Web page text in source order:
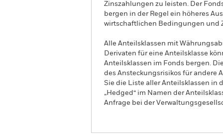
Zinszahlungen zu leisten. Der
bergen in der Regel ein höheres
wirtschaftlichen Bedingungen und
Alle Anteilsklassen mit
Derivaten für eine Anteilsklasse
Anteilsklassen im Fonds bergen.
des Ansteckungsrisikos für andere
Sie die Liste aller Anteilsklassen in
„Hedged“ im Namen der
Anfrage bei der